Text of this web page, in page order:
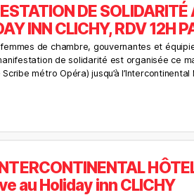
DE SOLIDARITÉ
INN CLICHY, RDV 12H
de chambre, gouvernantes et
de solidarité est organisée ce
métro Opéra) jusqu’à l’Intercontinental
au Holiday inn CLICHY